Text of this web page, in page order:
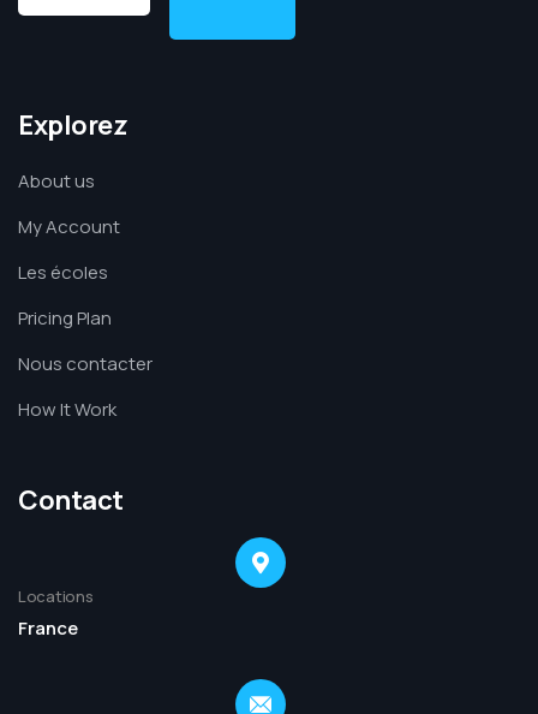
Explorez
About us
My Account
Les écoles
Pricing Plan
Nous contacter
How It Work
Contact
Locations
France